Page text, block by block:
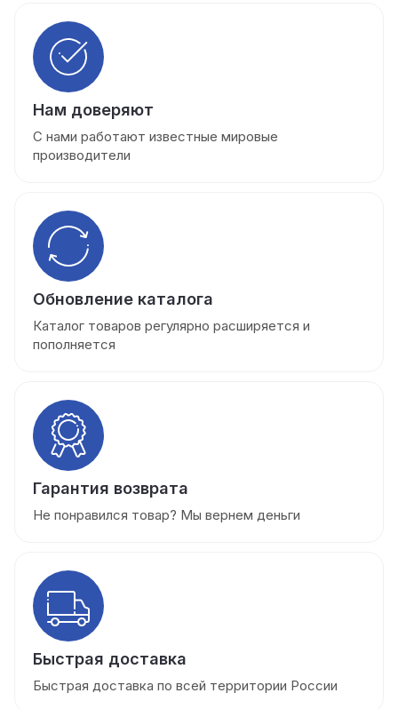
Нам доверяют
С нами работают известные мировые
производители
Обновление каталога
Каталог товаров регулярно расширяется и
пополняется
Гарантия возврата
Не понравился товар? Мы вернем деньги
Быстрая доставка
Быстрая доставка по всей территории России